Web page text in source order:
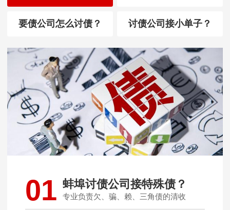
要债公司怎么讨债？ 讨债公司接小单子？
01 蚌埠讨债公司接特殊债？
专业负责欠、骗、赖、三角债的清收